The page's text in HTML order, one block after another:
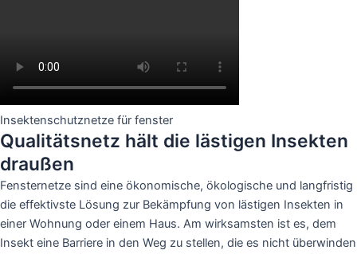
Insektenschutznetze für fenster
Qualitätsnetz hält die lästigen Insekten
draußen
Fensternetze sind eine ökonomische, ökologische und langfristig
die effektivste Lösung zur Bekämpfung von lästigen Insekten in
einer Wohnung oder einem Haus. Am wirksamsten ist es, dem
Insekt eine Barriere in den Weg zu stellen, die es nicht überwinden